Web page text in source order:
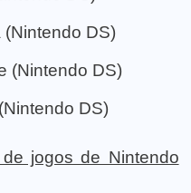
(Nintendo DS)
(Nintendo DS)
DS)
de jogos de Nintendo